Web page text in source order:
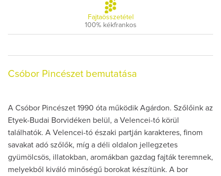
Fajtaösszetétel
100% kékfrankos
Csóbor Pincészet bemutatása
A Csóbor Pincészet 1990 óta működik Agárdon. Szőlőink az
Etyek-Budai Borvidéken belül, a Velencei-tó körül
találhatók. A Velencei-tó északi partján karakteres, finom
savakat adó szőlők, míg a déli oldalon jellegzetes
gyümölcsös, illatokban, aromákban gazdag fajták teremnek,
melyekből kiváló minőségű borokat készítünk. A bor